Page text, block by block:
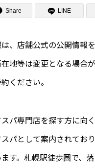
Share LINE
、店舗公式の公開情報
地等は変更となる場合
ください。
パ専門店を探す方に向
パとして案内されてお
す。札幌駅徒歩圏で、